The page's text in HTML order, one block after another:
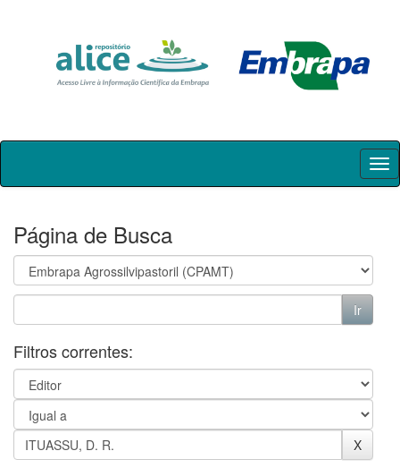
Skip
Página de Busca
Filtros correntes: